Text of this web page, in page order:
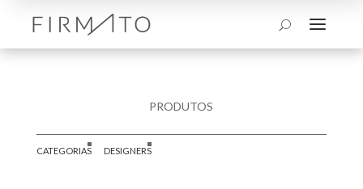
U a
PRODUTOS
CATEGORIAS DESIGNERS